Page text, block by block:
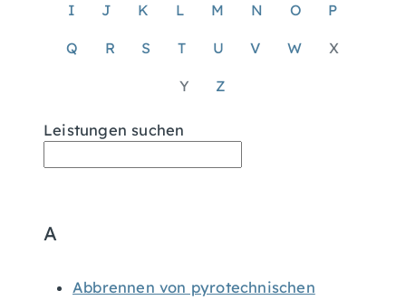
I J K L M N O P
Q R S T U V W X
Y Z
Leistungen suchen
A
Abbrennen von pyrotechnischen